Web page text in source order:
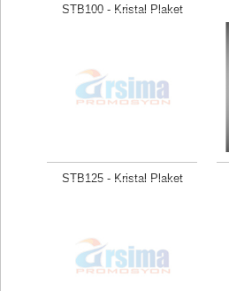
STB100 - Kristal Plaket
STB125 - Kristal Plaket